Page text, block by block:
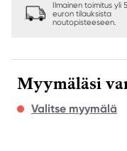
Ilmainen toimitus yli
euron tilauksista
noutopisteeseen.
Myymäläsi
Valitse myymälä